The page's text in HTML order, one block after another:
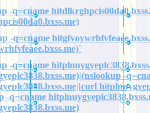
-q=cname
-q=cname
-q=cname
-
-q=cname